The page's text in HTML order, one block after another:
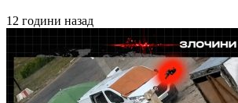
12 години назад